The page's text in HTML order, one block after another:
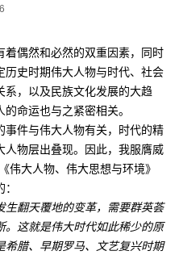
着偶然和必然的双重因素，同时
历史时期伟大人物与时代、社会
系，以及民族文化发展的大趋
命运也与之紧密相关。
事件与伟大人物有关，时代的精
人物层出叠现。因此，我服膺威
伟大人物、伟大思想与环境》
生翻天覆地的变革，需要群英荟
。这就是伟大时代如此稀少的原
腊、早期罗马、文艺复兴时期